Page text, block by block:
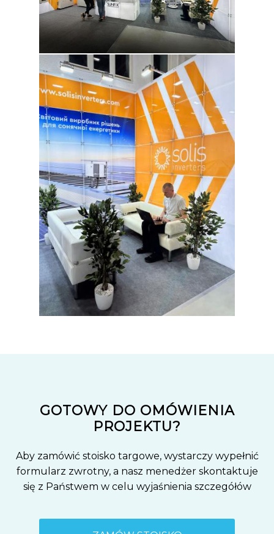
GOTOWY DO OMÓWIENIA
PROJEKTU?
Aby zamówić stoisko targowe, wystarczy wypełnić
formularz zwrotny, a nasz menedżer skontaktuje
się z Państwem w celu wyjaśnienia szczegółów